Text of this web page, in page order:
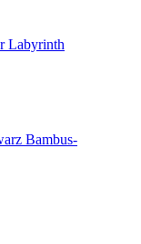
Labyrinth
Bambus-